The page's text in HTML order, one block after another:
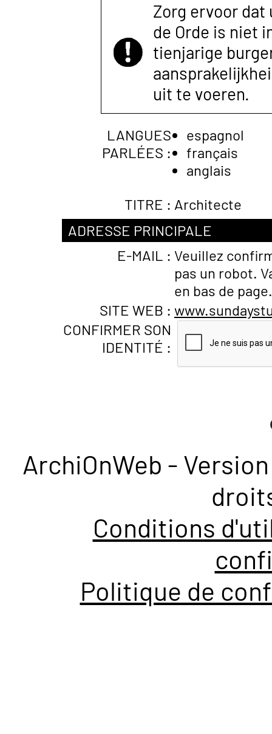
Zorg ervoor
de Orde is niet
tienjarige
uit te voeren.
LANGUES
PARLÉES :
espagnol
français
anglais
TITRE : Architecte
ADRESSE PRINCIPALE
E-MAIL : Veuillez
pas un robot.
en bas de page.
SITE WEB :
CONFIRMER SON
IDENTITÉ :
ArchiOnWeb -
Conditions
Politique de